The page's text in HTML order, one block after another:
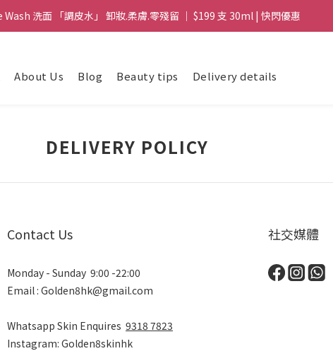
Wash 洗面 「調皮水」 卸妝.柔膚.零殘留 ｜ $199 支 30ml | 快閃優惠
Wash 洗面 「調皮水」 卸妝.柔膚.零殘留 ｜ $199 支 30ml | 快閃優惠
送支 洗面 「調皮水」 原價 $268 / 支 30ml  🎁 ｜  送完即止
About Us Blog Beauty tips Delivery details
DELIVERY POLICY
Contact Us
Monday - Sunday 9:00 -22:00
Email : Golden8hk@gmail.com
Whatsapp Skin Enquires 9318 7823
Instagram: Golden8skinhk
社交媒體